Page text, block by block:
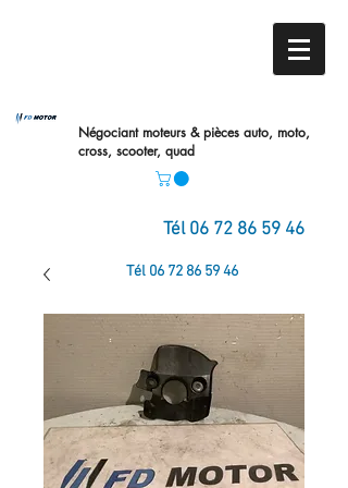
Négociant moteurs & pièces auto, moto,
cross, scooter, quad
Tél 06 72 86 59 46
Tél 06 72 86 59 46